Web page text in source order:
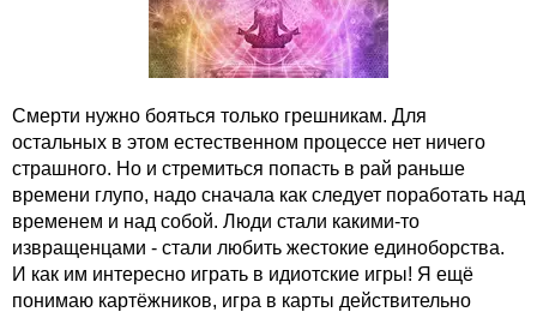
Смерти нужно бояться только грешникам. Для
остальных в этом естественном процессе нет ничего
страшного. Но и стремиться попасть в рай раньше
времени глупо, надо сначала как следует поработать над
временем и над собой. Люди стали какими-то
извращенцами - стали любить жестокие единоборства.
И как им интересно играть в идиотские игры! Я ещё
понимаю картёжников, игра в карты действительно